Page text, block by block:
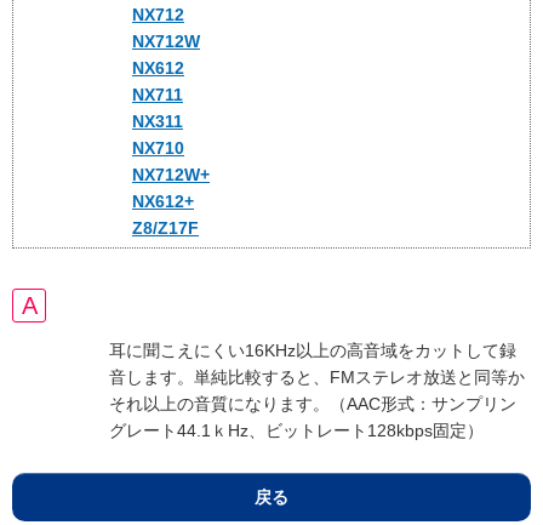
NX712
NX712W
NX612
NX711
NX311
NX710
NX712W+
NX612+
Z8/Z17F
耳に聞こえにくい16KHz以上の高音域をカットして録
音します。単純比較すると、FMステレオ放送と同等か
それ以上の音質になります。（AAC形式：サンプリン
グレート44.1ｋHz、ビットレート128kbps固定）
戻る